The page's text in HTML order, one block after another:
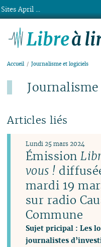
Accueil Journalisme et logiciels
Articles liés
Émission
vous !
mardi 19
sur radio
Commune
Sujet pricipal : Les
journalistes
Lundi 25 mars 2024
Sites April ...